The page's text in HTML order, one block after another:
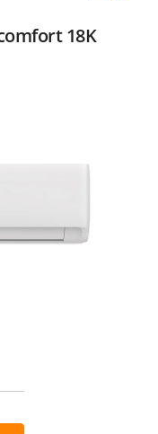
18K